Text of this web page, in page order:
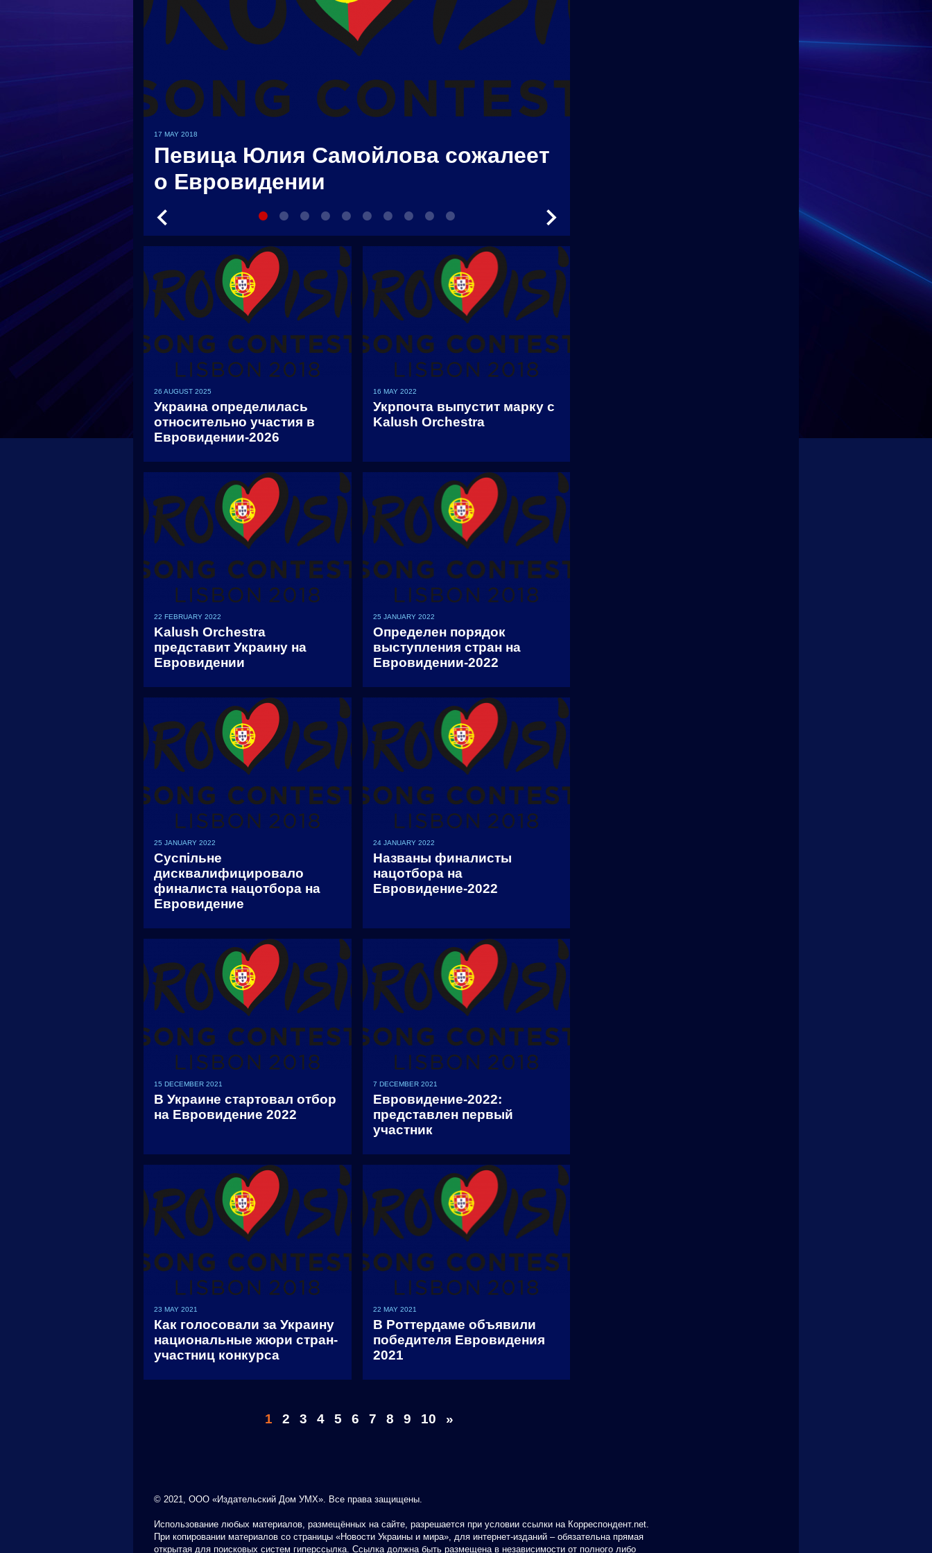
17 MAY 2018
Певица Юлия Самойлова сожалеет
о Евровидении
26 AUGUST 2025
Украина определилась
относительно участия в
Евровидении-2026
16 MAY 2022
Укрпочта выпустит марку с
Kalush Orchestra
22 FEBRUARY 2022
Kalush Orchestra
представит Украину на
Евровидении
25 JANUARY 2022
Определен порядок
выступления стран на
Евровидении-2022
25 JANUARY 2022
Суспільне
дисквалифицировало
финалиста нацотбора на
Евровидение
24 JANUARY 2022
Названы финалисты
нацотбора на
Евровидение-2022
15 DECEMBER 2021
В Украине стартовал отбор
на Евровидение 2022
7 DECEMBER 2021
Евровидение-2022:
представлен первый
участник
23 MAY 2021
Как голосовали за Украину
национальные жюри стран-
участниц конкурса
22 MAY 2021
В Роттердаме объявили
победителя Евровидения
2021
1 2 3 4 5 6 7 8 9 10 »
© 2021, ООО «Издательский Дом УМХ». Все права защищены.
Использование любых материалов, размещённых на сайте, разрешается при условии ссылки на Корреспондент.net.
При копировании материалов со страницы «Новости Украины и мира», для интернет-изданий – обязательна прямая
открытая для поисковых систем гиперссылка. Ссылка должна быть размещена в независимости от полного либо